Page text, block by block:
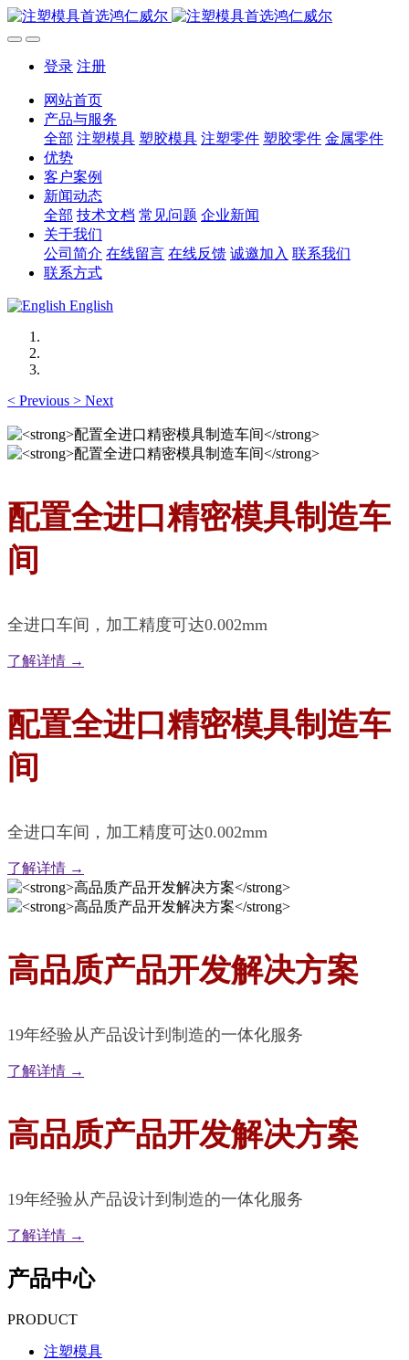
登录 注册
网站首页
产品与服务
全部 注塑模具 塑胶模具 注塑零件 塑胶零件 金属零件
优势
客户案例
新闻动态
全部 技术文档 常见问题 企业新闻
关于我们
公司简介 在线留言 在线反馈 诚邀加入 联系我们
联系方式
English
< Previous > Next
配置全进口精密模具制造车
间
全进口车间，加工精度可达0.002mm
了解详情 →
配置全进口精密模具制造车
间
全进口车间，加工精度可达0.002mm
了解详情 →
高品质产品开发解决方案
19年经验从产品设计到制造的一体化服务
了解详情 →
高品质产品开发解决方案
19年经验从产品设计到制造的一体化服务
了解详情 →
产品中心
PRODUCT
注塑模具